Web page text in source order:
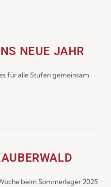
NEUE JAHR
für alle Stufen gemeinsam
beim Sommerlager 2025